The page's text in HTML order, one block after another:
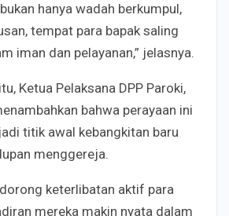
hanya wadah berkumpul,
tempat para bapak saling
iman dan pelayanan,” jelasnya.
Ketua Pelaksana DPP Paroki,
bahwa perayaan ini
titik awal kebangkitan baru
menggereja.
keterlibatan aktif para
mereka makin nyata dalam